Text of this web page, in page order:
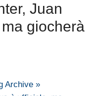
Juan
giocherà
Archive »